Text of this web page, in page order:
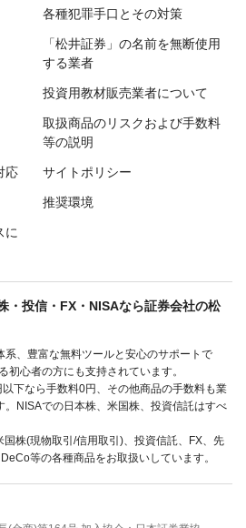
各種犯罪手口とその対策
「松井証券」の名前を無断使用
する業者
投資用教材販売業者について
取扱商品のリスクおよび手数料
等の説明
応 サイトポリシー
推奨環境
に
・投信・FX・NISAなら証券会社の松
系、豊富な無料ツールと安心のサポートで
初心者の方にも支持されています。
下なら手数料0円、その他商品の手数料も業
NISAでの日本株、米国株、投資信託はすべ
国株(現物取引/信用取引)、投資信託、FX、先
等の各種商品をお取扱いしています。